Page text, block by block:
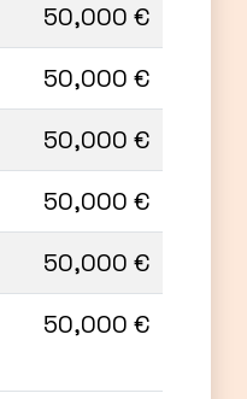
50,000 €
50,000 €
50,000 €
50,000 €
50,000 €
50,000 €